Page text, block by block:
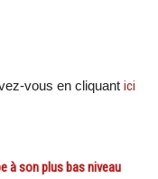
vous en cliquant ici
à son plus bas niveau